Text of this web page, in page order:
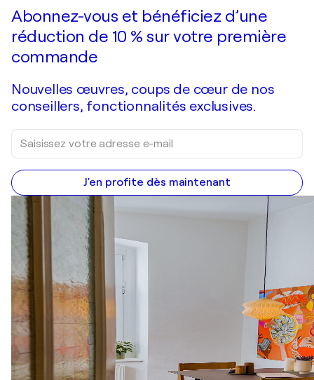
Abonnez-vous et bénéficiez d’une
réduction de 10 % sur votre première
commande
Nouvelles œuvres, coups de cœur de nos
conseillers, fonctionnalités exclusives.
J'en profite dès maintenant